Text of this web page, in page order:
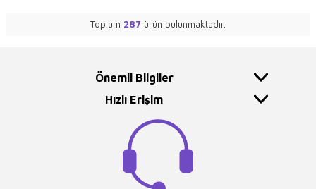
Toplam 287 ürün bulunmaktadır.
Önemli Bilgiler
Hızlı Erişim